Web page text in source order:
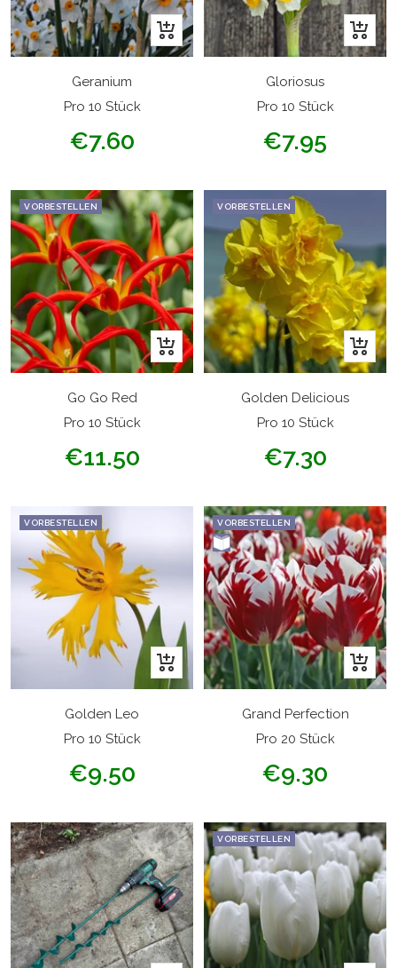
In
den
Geranium
Pro 10 Stück
Angebotspreis
€7.60
In
den
Gloriosus
Pro 10 Stück
Angebotspreis
€7.95
VORBESTELLEN
In
den
Go Go Red
Pro 10 Stück
Angebotspreis
€11.50
VORBESTELLEN
In
den
Golden Delicious
Pro 10 Stück
Angebotspreis
€7.30
VORBESTELLEN
In
den
Golden Leo
Pro 10 Stück
Angebotspreis
€9.50
VORBESTELLEN
In
den
Grand Perfection
Pro 20 Stück
Angebotspreis
€9.30
VORBESTELLEN